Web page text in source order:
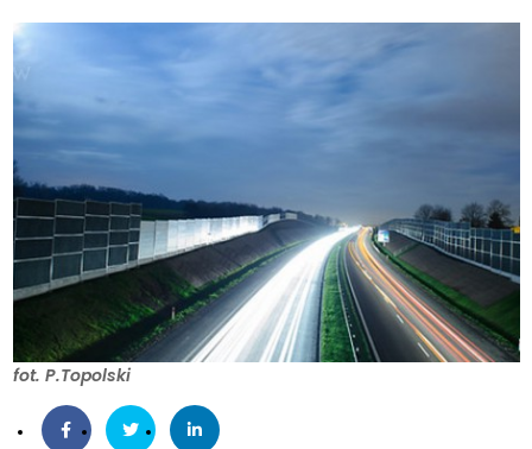
fot. P.Topolski